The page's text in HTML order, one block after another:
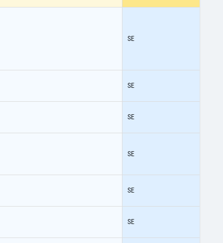
SE
SE
SE
SE
SE
SE